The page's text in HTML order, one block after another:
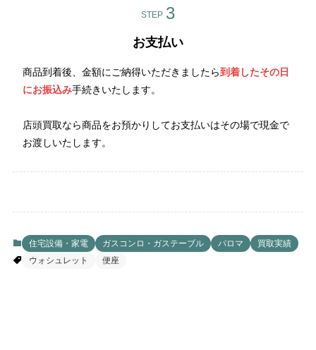
STEP
お支払い
商品到着後、金額にご納得いただきましたら到着したその日
にお振込み手続きいたします。
店頭買取なら商品をお預かりしてお支払いはその場で現金で
お渡しいたします。
住宅設備・家電 ガスコンロ・ガステーブル パロマ
買取実績
ウォシュレット
便座